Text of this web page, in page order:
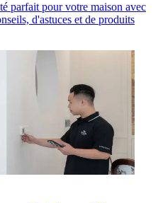
parfait pour votre maison avec
d'astuces et de produits